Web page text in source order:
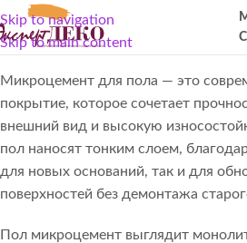
Skip to navigation
Skip to main content
Микроцемент
Микроцемент для пола — это
покрытие, которое сочетает
внешний вид и высокую
пол наносят тонким слоем,
для новых оснований, так и для
поверхностей без демонтажа
Пол микроцемент выглядит